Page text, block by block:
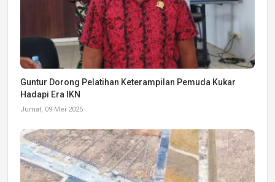
Guntur Dorong Pelatihan Keterampilan Pemuda Kukar
Hadapi Era IKN
Jumat, 09 Mei 2025